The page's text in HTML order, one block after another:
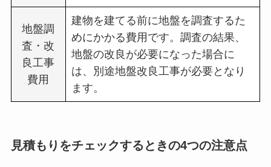
地盤調
査・改
良工事
費用
建物を建てる前に地盤を調査するた
めにかかる費用です。調査の結果、
地盤の改良が必要になった場合に
は、別途地盤改良工事が必要となり
ます。
見積もりをチェックするときの4つの注意点